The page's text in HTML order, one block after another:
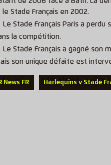
Stade Français en 2002.
Le Stade Français Paris a perdu
la compétition.
Le Stade Français a gagné son
son unique défaite est
News FR Harlequins v Stade